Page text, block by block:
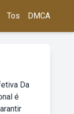
Tos DMCA
Da
é